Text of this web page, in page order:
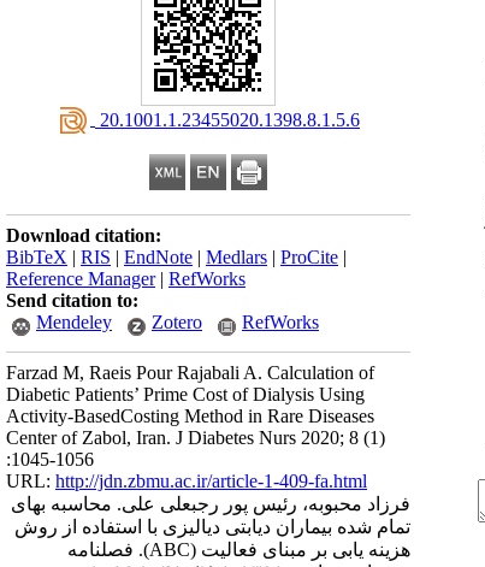
‎ 20.1001.1.23455020.1398.8.1.5.6
Download citation:
BibTeX | RIS | EndNote | Medlars | ProCite |
Reference Manager| RefWorks
Send citation to:
Mendeley
Zotero RefWorks
Farzad M, Raeis Pour Rajabali A. Calculation of
Diabetic Patients’ Prime Cost of Dialysis Using
Activity-BasedCosting Method in Rare Diseases
Center of Zabol, Iran. J Diabetes Nurs 2020; 8 (1)
:1045-1056
URL: http://jdn.zbmu.ac.ir/article-1-409-fa.html
فرزاد محبوبه، رئیس پور رجبعلی علی. محاسبه بهای
تمام شده بیماران دیابتی دیالیزی با استفاده از روش
هزینه یابی بر مبنای فعالیت (ABC). فصلنامه